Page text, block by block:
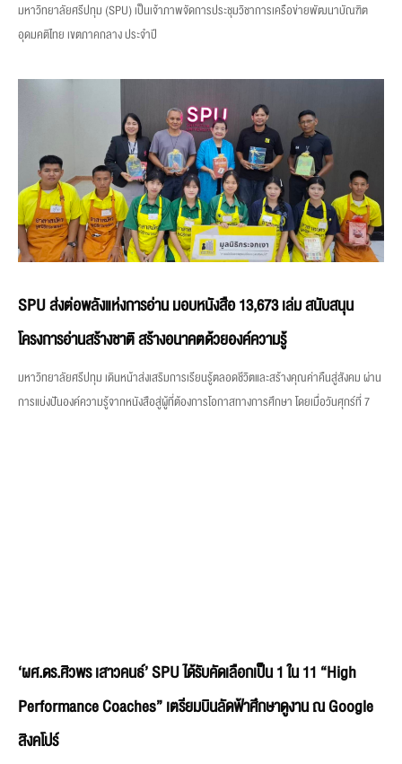
มหาวิทยาลัยศรีปทุม (SPU) เป็นเจ้าภาพจัดการประชุมวิชาการเครือข่ายพัฒนาบัณฑิต
อุดมคติไทย เขตภาคกลาง ประจำปี
SPU ส่งต่อพลังแห่งการอ่าน มอบหนังสือ 13,673 เล่ม สนับสนุน
โครงการอ่านสร้างชาติ สร้างอนาคตด้วยองค์ความรู้
มหาวิทยาลัยศรีปทุม เดินหน้าส่งเสริมการเรียนรู้ตลอดชีวิตและสร้างคุณค่าคืนสู่สังคม ผ่าน
การแบ่งปันองค์ความรู้จากหนังสือสู่ผู้ที่ต้องการโอกาสทางการศึกษา โดยเมื่อวันศุกร์ที่ 7
‘ผศ.ดร.ศิวพร เสาวคนธ์’ SPU ได้รับคัดเลือกเป็น 1 ใน 11 “High
Performance Coaches” เตรียมบินลัดฟ้าศึกษาดูงาน ณ Google
สิงคโปร์